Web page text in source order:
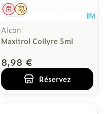
Sur prescription
Médicament
Alcon
Maxitrol Collyre 5ml
8,98 €
Réservez